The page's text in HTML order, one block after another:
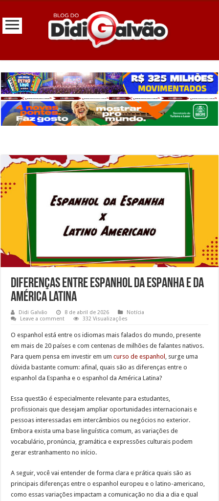
Diferenças entre espanhol da Espanha e da
América Latina
Didi Galvão 8 de abril de 2026
Notícia
Leave a comment
332 Visualizações
O espanhol está entre os idiomas mais falados do mundo, presente
em mais de 20 países e com centenas de milhões de falantes nativos.
Para quem pensa em investir em umcurso de espanhol , surge uma
dúvida bastante comum: afinal, quais são as diferenças entre o
espanhol da Espanha e o espanhol da América Latina?
Essa questão é especialmente relevante para estudantes,
profissionais que desejam ampliar oportunidades internacionais e
pessoas interessadas em intercâmbios ou negócios no exterior.
Embora exista uma base linguística comum, as variações de
vocabulário, pronúncia, gramática e expressões culturais podem
gerar estranhamento no início.
A seguir, você vai entender de forma clara e prática quais são as
principais diferenças entre o espanhol europeu e o latino-americano,
como essas variações impactam a comunicação no dia a dia e qual